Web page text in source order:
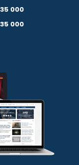
35 000
35 000